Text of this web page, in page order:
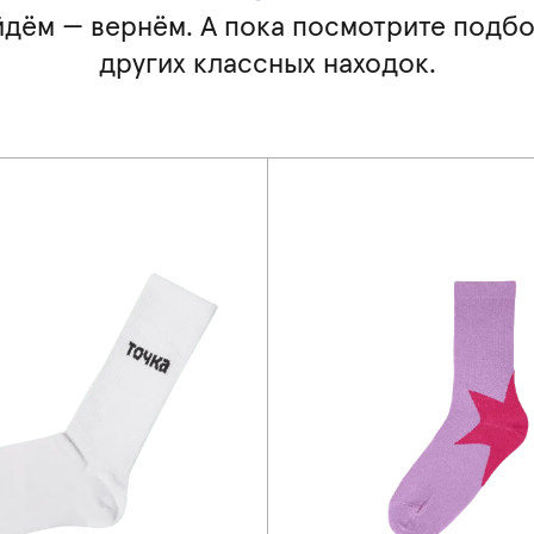
— вернём. А пока посмотрите
других классных находок.